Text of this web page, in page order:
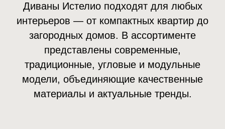
Диваны Истелио подходят для любых
интерьеров — от компактных квартир до
загородных домов. В ассортименте
представлены современные,
традиционные, угловые и модульные
модели, объединяющие качественные
материалы и актуальные тренды.